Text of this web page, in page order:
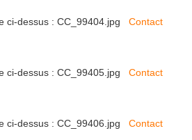
ci-dessus : CC_99404.jpg Contact
ci-dessus : CC_99405.jpg Contact
ci-dessus : CC_99406.jpg Contact